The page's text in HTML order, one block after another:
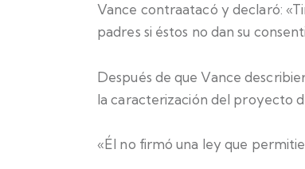
Vance contraatacó y declaró:
padres si éstos no dan su
Después de que Vance
la caracterización del proyecto
«Él no firmó una ley que